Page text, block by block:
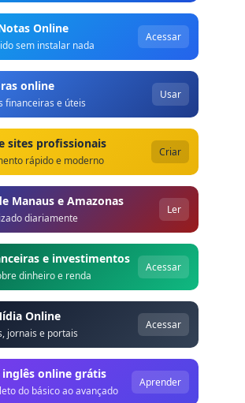
Online
sem instalar nada
Acessar
online
financeiras e úteis
Usar
sites profissionais
rápido e moderno
Criar
Manaus e Amazonas
diariamente
Ler
e investimentos
dinheiro e renda
Acessar
Online
jornais e portais
Acessar
online grátis
do básico ao avançado
Aprender